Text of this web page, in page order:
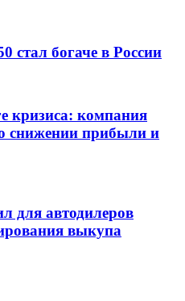
стал богаче в России
кризиса: компания
снижении прибыли и
для автодилеров
выкупа